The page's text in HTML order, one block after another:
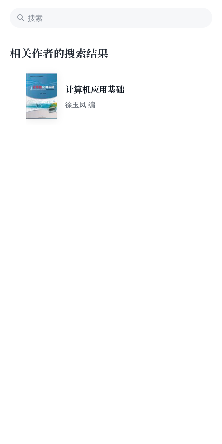
相关作者的搜索结果
计算机应用基础
徐玉凤 编